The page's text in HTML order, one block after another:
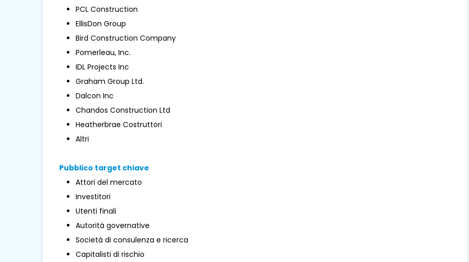
PCL Construction
EllisDon Group
Bird Construction Company
Pomerleau, Inc.
IDL Projects Inc
Graham Group Ltd.
Dalcon Inc
Chandos Construction Ltd
Heatherbrae Costruttori
Altri
Pubblico target chiave
Attori del mercato
Investitori
Utenti finali
Autorità governative
Società di consulenza e ricerca
Capitalisti di rischio